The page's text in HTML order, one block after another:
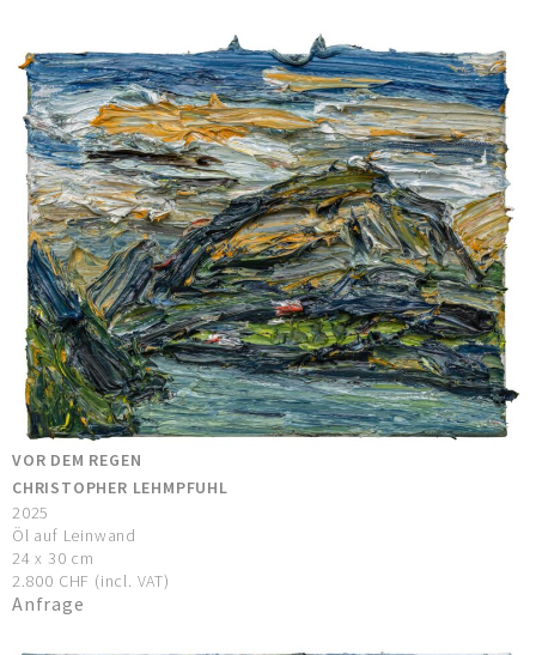
VOR DEM REGEN
CHRISTOPHER LEHMPFUHL
2025
Öl auf Leinwand
24 x 30 cm
2.800 CHF (incl. VAT)
Anfrage